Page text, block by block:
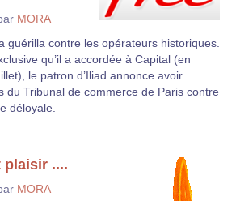
MORA
guérilla contre les opérateurs historiques.
qu’il a accordée à Capital (en
le patron d’Iliad annonce avoir
du Tribunal de commerce de Paris contre
déloyale.
plaisir ....
MORA